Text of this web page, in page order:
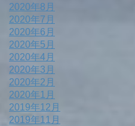
2020年8月
2020年7月
2020年6月
2020年5月
2020年4月
2020年3月
2020年2月
2020年1月
2019年12月
2019年11月